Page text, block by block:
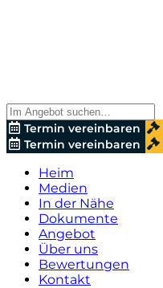
Termin vereinbaren
Termin vereinbaren
Heim
Medien
In der Nähe
Dokumente
Angebot
Über uns
Bewertungen
Kontakt